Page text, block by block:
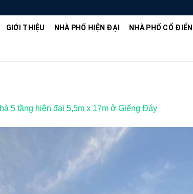
GIỚI THIỆU NHÀ PHỐ HIỆN ĐẠI NHÀ PHỐ CỔ ĐIỂN
5 tầng hiện đại 5,5m x 17m ở Giếng Đáy